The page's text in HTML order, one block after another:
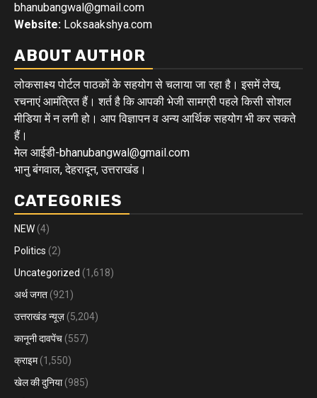
bhanubangwal@gmail.com
Website: Loksaakshya.com
ABOUT AUTHOR
लोकसाक्ष्य पोर्टल पाठकों के सहयोग से चलाया जा रहा है। इसमें लेख,
रचनाएं आमंत्रित हैं। शर्त है कि आपकी भेजी सामग्री पहले किसी सोशल
मीडिया में न लगी हो। आप विज्ञापन व अन्य आर्थिक सहयोग भी कर सकते
हैं।
मेल आईडी-bhanubangwal@gmail.com
भानु बंगवाल, देहरादून, उत्तराखंड।
CATEGORIES
NEW (4)
Politics (2)
Uncategorized (1,618)
अर्थ जगत (921)
उत्तराखंड न्यूज़ (5,204)
कानूनी दावपेंच (557)
क्राइम(1,550)
खेल की दुनिया(985)